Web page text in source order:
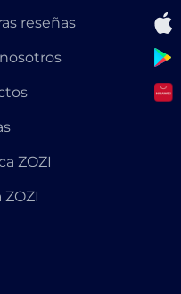
reseñas
ZOZI
ZOZI